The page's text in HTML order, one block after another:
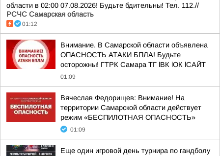
области в 02:00 07.08.2026! Будьте бдительны! Тел. 112.//
РСЧС Самарская область
01:12
Внимание. В Самарской области объявлена
ОПАСНОСТЬ АТАКИ БПЛА! Будьте
осторожны! ГТРК Самара ТГ lВК lОК lСАЙТ
01:09
Вячеслав Федорищев: Внимание! На
территории Самарской области действует
режим «БЕСПИЛОТНАЯ ОПАСНОСТЬ»
01:09
Еще один игровой день турнира по гандболу